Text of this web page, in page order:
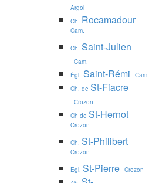
Argol
Ch. Rocamadour
Cam.
Ch. Saint-Julien
Cam.
Égl. Saint-Rémi
Cam.
Ch. de St-Fiacre
Crozon
Ch de St-Hernot
Crozon
Ch. St-Philibert
Crozon
Egl. St-Pierre Crozon